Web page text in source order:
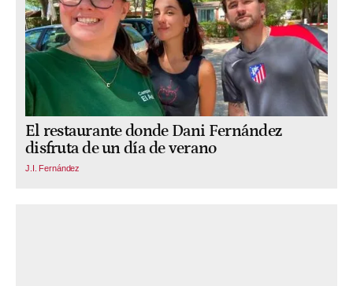
El restaurante donde Dani Fernández
disfruta de un día de verano
J.I. Fernández